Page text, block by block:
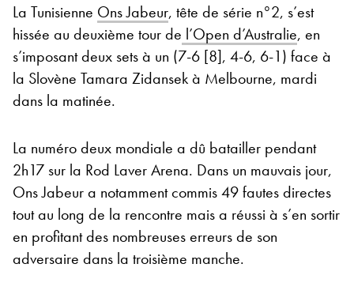
La Tunisienne Ons Jabeur, tête de série n°2, s’est
hissée au deuxième tour de l’Open d’Australie, en
s’imposant deux sets à un (7-6 [8], 4-6, 6-1) face à
la Slovène Tamara Zidansek à Melbourne, mardi
dans la matinée.
La numéro deux mondiale a dû batailler pendant
2h17 sur la Rod Laver Arena. Dans un mauvais jour,
Ons Jabeur a notamment commis 49 fautes directes
tout au long de la rencontre mais a réussi à s’en sortir
en profitant des nombreuses erreurs de son
adversaire dans la troisième manche.